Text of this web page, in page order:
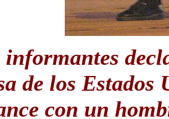
informantes
de los
con un